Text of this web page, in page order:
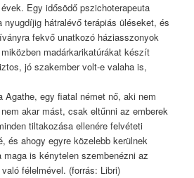
Egy idősödő pszichoterapeuta
nyugdíjig hátralévő terápiás üléseket, és
fekvő unatkozó háziasszonyok
madárkarikatúrákat készít
jó szakember volt-e valaha is,
Agathe, egy fiatal német nő, aki nem
akar mást, csak eltűnni az emberek
tiltakozása ellenére felvéteti
és ahogy egyre közelebb kerülnek
is kénytelen szembenézni az
félelmével. (forrás: Libri)